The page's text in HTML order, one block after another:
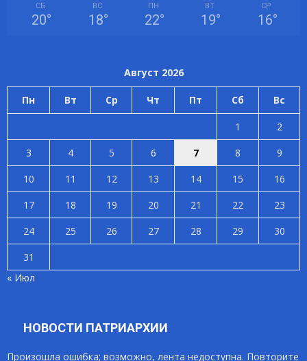
СБ
20°
ВС
18°
ПН
22°
ВТ
19°
СР
16°
Август 2026
Пн Вт Ср Чт Пт Сб Вс
1
2
3
4 5 6 7 8
9
10
11 12 13 14 15
16
17
18 19 20 21 22
23
24
25 26 27 28 29
30
31
« Июл
НОВОСТИ ПАТРИАРХИИ
Произошла ошибка; возможно, лента недоступна. Повторите